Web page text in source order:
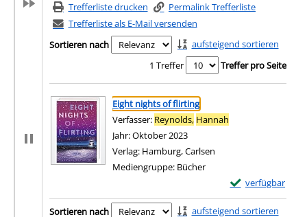
Trefferliste drucken
Permalink Trefferliste
Trefferliste als E-Mail versenden
Sortieren nach
aufsteigend sortieren
1 Treffer
Treffer pro Seite
Suchergebnis
Zu den Suchfiltern springen
Eight nights of flirting
Verfasser: Reynolds, Hannah
Jahr:Oktober 2023
Verlag: Hamburg, Carlsen
Mediengruppe: Bücher
verfügbar
Exemplar-
Zum Download
Zu den Suchfiltern springen
Sortieren nach
aufsteigend sortieren